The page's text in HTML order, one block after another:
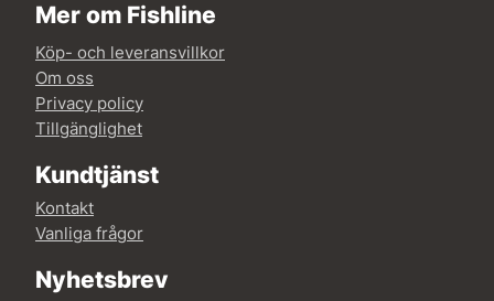
Mer om Fishline
Köp- och leveransvillkor
Om oss
Privacy policy
Tillgänglighet
Kundtjänst
Kontakt
Vanliga frågor
Nyhetsbrev